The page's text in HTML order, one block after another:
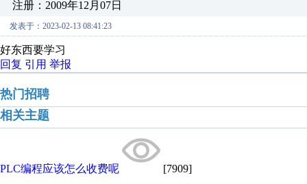
注册：2009年12月07日
发表于：2023-02-13 08:41:23
好东西要学习
回复 引用 举报
热门招聘
相关主题
PLC编程应该怎么收费呢 [7909]